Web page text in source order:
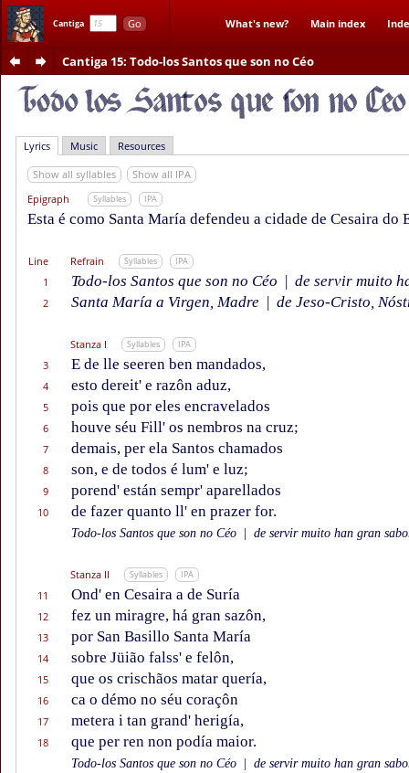
Cantiga Go What's new? Main index
Cantiga 15: Todo-los Santos que son no Céo
Lyrics Music Resources
Show all syllables
Show all IPA
Epigraph
Syllables IPA
Esta é como Santa María defendeu a cidade de Cesaira do
Line Refrain Syllables IPA
1 Todo-los Santos que son no Céo | de servir muito
2 Santa María a Virgen, Madre | de Jeso-Cristo,
Stanza I Syllables IPA
3 E de lle seeren ben mandados,
4 esto dereit' e razôn aduz,
5 pois que por eles encravelados
6 houve séu Fill' os nembros na cruz;
7 demais, per ela Santos chamados
8 son, e de todos é lum' e luz;
9 porend' están sempr' aparellados
10 de fazer quanto ll' en prazer for.
Todo-los Santos que son no Céo de servir muito han gran
Stanza II Syllables IPA
11 Ond' en Cesaira a de Suría
12 fez un miragre, há gran sazôn,
13 por San Basillo Santa María
14 sobre Jüião falss' e felôn,
15 que os crischãos matar quería,
16 ca o démo no séu coraçôn
17 metera i tan grand' herigía,
18 que per ren non podía maior.
Todo-los Santos que son no Céo de servir muito han gran